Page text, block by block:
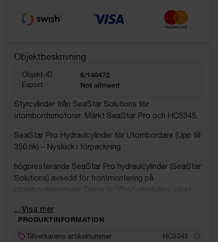
Objektbeskrivning
Objekt-ID 6/140472
Export Not allowed
Styrcylinder från SeaStar Solutions för
utombordsmotorer. Märkt SeaStar Pro och HC5345.
SeaStar Pro Hydraulcylinder för Utombordare (Upp till
350 hk) – Nyskick i förpackning
högpresterande SeaStar Pro hydraulcylinder (SeaStar
Solutions) avsedd för frontmontering på
utombordsmotorer. Detta är "Pro"-modellen, vilket
snabbgående båtar (ofta över 47 knop) och klarar
högre tryck och belastning än standardmodellerna.
... Visa mer
PRODUKTINFORMATION
Tillverkarens artikelnummer HC5345